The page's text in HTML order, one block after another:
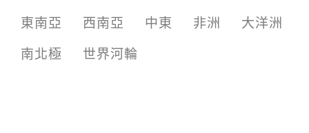
東南亞
西南亞 中東 非洲
大洋洲
南北極
世界河輪